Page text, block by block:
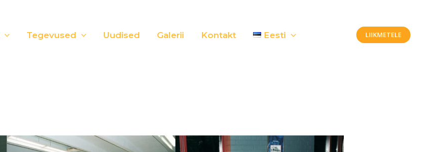
Tegevused Uudised Galerii Kontakt Eesti LIIKMETELE